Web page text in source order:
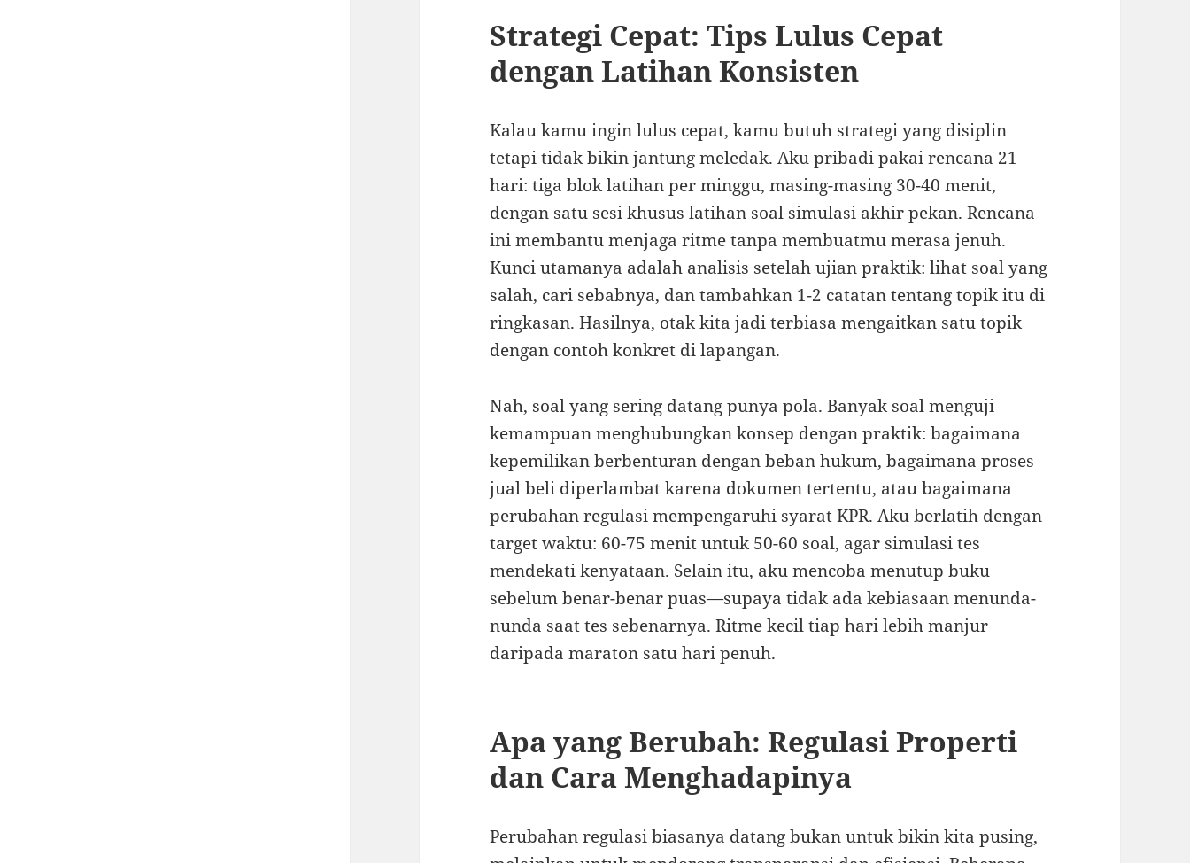
Strategi Cepat: Tips Lulus Cepat
dengan Latihan Konsisten
Kalau kamu ingin lulus cepat, kamu butuh strategi yang disiplin
tetapi tidak bikin jantung meledak. Aku pribadi pakai rencana 21
hari: tiga blok latihan per minggu, masing-masing 30-40 menit,
dengan satu sesi khusus latihan soal simulasi akhir pekan. Rencana
ini membantu menjaga ritme tanpa membuatmu merasa jenuh.
Kunci utamanya adalah analisis setelah ujian praktik: lihat soal yang
salah, cari sebabnya, dan tambahkan 1-2 catatan tentang topik itu di
ringkasan. Hasilnya, otak kita jadi terbiasa mengaitkan satu topik
dengan contoh konkret di lapangan.
Nah, soal yang sering datang punya pola. Banyak soal menguji
kemampuan menghubungkan konsep dengan praktik: bagaimana
kepemilikan berbenturan dengan beban hukum, bagaimana proses
jual beli diperlambat karena dokumen tertentu, atau bagaimana
perubahan regulasi mempengaruhi syarat KPR. Aku berlatih dengan
target waktu: 60-75 menit untuk 50-60 soal, agar simulasi tes
mendekati kenyataan. Selain itu, aku mencoba menutup buku
sebelum benar-benar puas—supaya tidak ada kebiasaan menunda-
nunda saat tes sebenarnya. Ritme kecil tiap hari lebih manjur
daripada maraton satu hari penuh.
Apa yang Berubah: Regulasi Properti
dan Cara Menghadapinya
Perubahan regulasi biasanya datang bukan untuk bikin kita pusing,